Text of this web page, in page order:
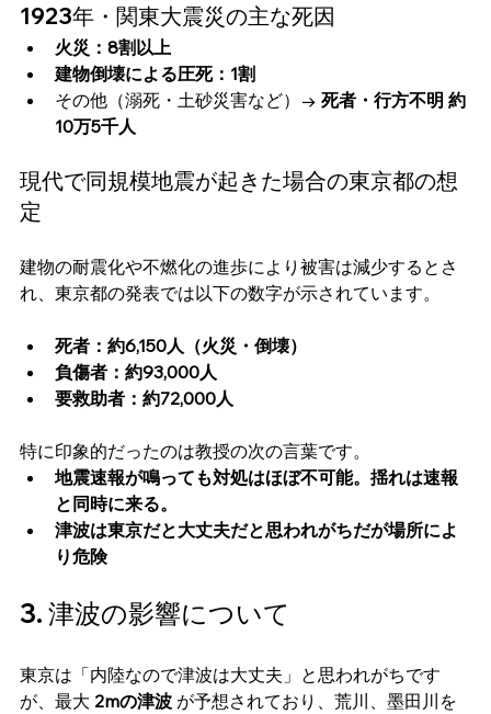
1923年・関東大震災の主な死因
火災：8割以上
建物倒壊による圧死：1割
その他（溺死・土砂災害など）→ 死者・行方不明 約
10万5千人
現代で同規模地震が起きた場合の東京都の想
定
建物の耐震化や不燃化の進歩により被害は減少するとさ
れ、東京都の発表では以下の数字が示されています。
死者：約6,150人（火災・倒壊）
負傷者：約93,000人
要救助者：約72,000人
特に印象的だったのは教授の次の言葉です。
地震速報が鳴っても対処はほぼ不可能。揺れは速報
と同時に来る。
津波は東京だと大丈夫だと思われがちだが場所によ
り危険
3. 津波の影響について
東京は「内陸なので津波は大丈夫」と思われがちです
が、最大 2mの津波 が予想されており、荒川、墨田川を